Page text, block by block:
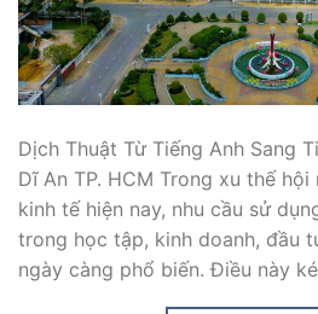
Dịch Thuật Từ Tiếng Anh Sang
Dĩ An TP. HCM Trong xu thế
kinh tế hiện nay, nhu cầu sử
trong học tập, kinh doanh, đầu
ngày càng phổ biến. Điều này